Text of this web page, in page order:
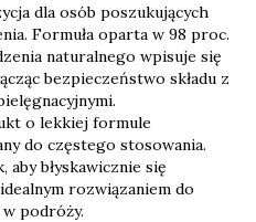
dla osób poszukujących
Formuła oparta w 98 proc.
naturalnego wpisuje się
bezpieczeństwo składu z
o lekkiej formule
do częstego stosowania.
aby błyskawicznie się
rozwiązaniem do
podróży.